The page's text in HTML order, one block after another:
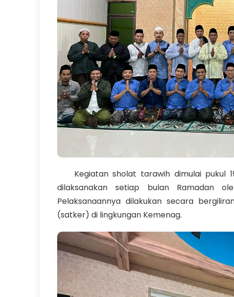
Kegiatan sholat tarawih dimulai pukul
dilaksanakan setiap bulan Ramadan
Pelaksanaannya dilakukan secara
(satker) di lingkungan Kemenag.